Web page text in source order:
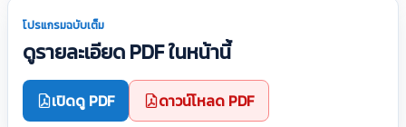
โปรแกรมฉบับเต็ม
ดูรายละเอียด PDF ในหน้านี้
เปิดดู PDF ดาวน์โหลด PDF